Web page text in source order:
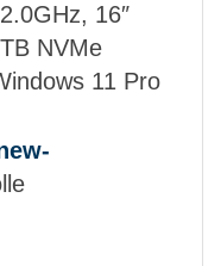
16″
NVMe
11 Pro